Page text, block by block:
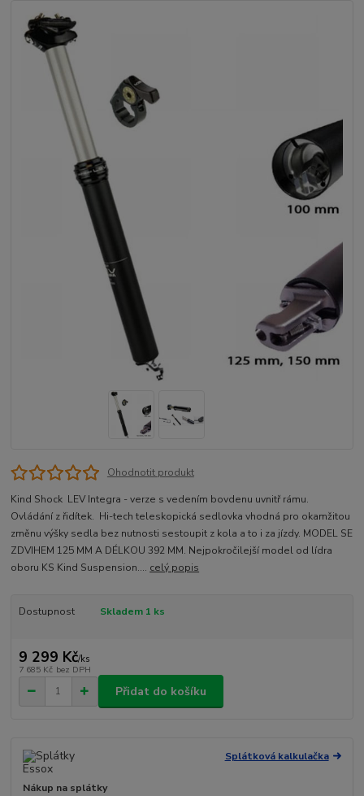
Ohodnotit produkt
Kind Shock LEV Integra - verze s vedením bovdenu uvnitř rámu.
Ovládání z řidítek. Hi-tech teleskopická sedlovka vhodná pro okamžitou
změnu výšky sedla bez nutnosti sestoupit z kola a to i za jízdy. MODEL SE
ZDVIHEM 125 MM A DÉLKOU 392 MM. Nejpokročilejší model od lídra
oboru KS Kind Suspension.... celý popis
Dostupnost Skladem 1 ks
9 299 Kč/ks
7 685 Kč bez DPH
Přidat do košíku
Splátková kalkulačka
Nákup na splátky